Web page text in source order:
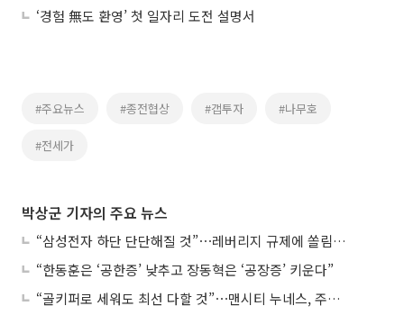
‘경험 無도 환영’ 첫 일자리 도전 설명서
#주요뉴스 #종전협상 #갭투자 #나무호
#전세가
박상군 기자의 주요 뉴스
“삼성전자 하단 단단해질 것”⋯레버리지 규제에 쏠림 완화
“한동훈은 ‘공한증’ 낮추고 장동혁은 ‘공장증’ 키운다”
“골키퍼로 세워도 최선 다할 것”⋯맨시티 누네스, 주전 경쟁 각오